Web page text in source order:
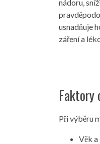
nádoru,
usnadňuje
záření a
Faktory
Při výběru
Věk